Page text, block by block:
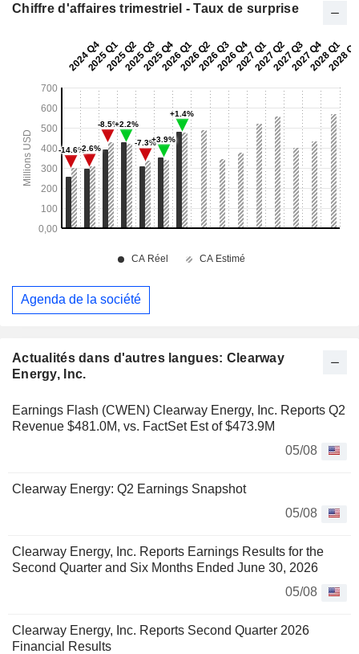
Actualités dans d'autres langues: Clearway
Energy, Inc.
Earnings Flash (CWEN) Clearway Energy, Inc. Reports Q2
Revenue $481.0M, vs. FactSet Est of $473.9M
05/08
Clearway Energy: Q2 Earnings Snapshot
05/08
Clearway Energy, Inc. Reports Earnings Results for the
Second Quarter and Six Months Ended June 30, 2026
05/08
Clearway Energy, Inc. Reports Second Quarter 2026
Financial Results
Chiffre d'affaires trimestriel - Taux de surprise
Agenda de la société